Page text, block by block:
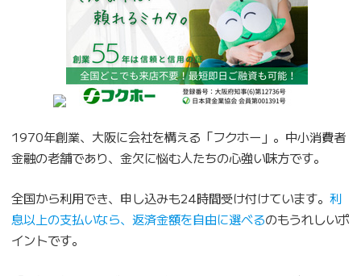
1970年創業、大阪に会社を構える「フクホー」。中小消費者
金融の老舗であり、金欠に悩む人たちの心強い味方です。
全国から利用でき、申し込みも24時間受け付けています。 利
息以上の支払いなら、返済金額を自由に選べるのもうれしいポ
イントです。